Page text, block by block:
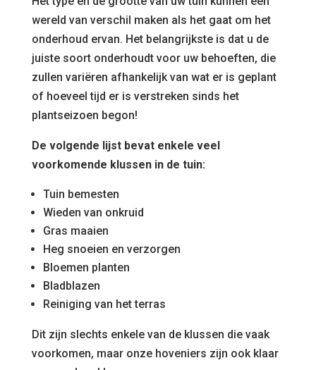
wereld van verschil maken als het gaat om het
onderhoud ervan. Het belangrijkste is dat u de
juiste soort onderhoudt voor uw behoeften, die
zullen variëren afhankelijk van wat er is geplant
of hoeveel tijd er is verstreken sinds het
plantseizoen begon!
De volgende lijst bevat enkele veel
voorkomende klussen in de tuin:
Tuin bemesten
Wieden van onkruid
Gras maaien
Heg snoeien en verzorgen
Bloemen planten
Bladblazen
Reiniging van het terras
Dit zijn slechts enkele van de klussen die vaak
voorkomen, maar onze hoveniers zijn ook klaar